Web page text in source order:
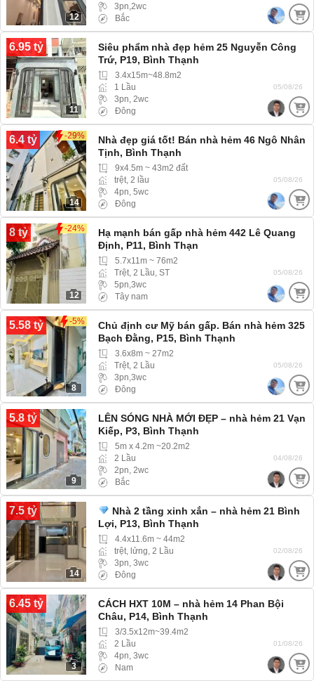
12
3pn,2wc
Bắc
6.95 tỷ
11
Siêu phẩm nhà đẹp hẻm 25 Nguyễn Công
Trứ, P19, Bình Thạnh
3.4x15m~48.8m2
1 Lầu
3pn, 2wc
Đông
05/08/26
6.4 tỷ -29%
14
Nhà đẹp giá tốt! Bán nhà hẻm 46 Ngô Nhân
Tịnh, Bình Thạnh
9x4.5m ~ 43m2 đất
trệt, 2 lầu
4pn, 5wc
Đông
05/08/26
8 tỷ -24%
12
Hạ mạnh bán gấp nhà hẻm 442 Lê Quang
Định, P11, Bình Thạn
5.7x11m ~ 76m2
Trệt, 2 Lầu, ST
5pn,3wc
Tây nam
05/08/26
5.58 tỷ -5%
8
Chủ định cư Mỹ bán gấp. Bán nhà hẻm 325
Bạch Đằng, P15, Bình Thạnh
3.6x8m ~ 27m2
Trệt, 2 Lầu
3pn,3wc
Đông
05/08/26
5.8 tỷ
9
LÊN SÓNG NHÀ MỚI ĐẸP – nhà hẻm 21 Vạn
Kiếp, P3, Bình Thạnh
5m x 4.2m ~20.2m2
2 Lầu
2pn, 2wc
Bắc
04/08/26
7.5 tỷ
14
Nhà 2 tầng xinh xắn – nhà hẻm 21 Bình
Lợi, P13, Bình Thạnh
4.4x11.6m ~ 44m2
trệt, lửng, 2 Lầu
3pn, 3wc
Đông
02/08/26
6.45 tỷ
3
CÁCH HXT 10M – nhà hẻm 14 Phan Bội
Châu, P14, Bình Thạnh
3/3.5x12m~39.4m2
2 Lầu
4pn, 3wc
Nam
01/08/26